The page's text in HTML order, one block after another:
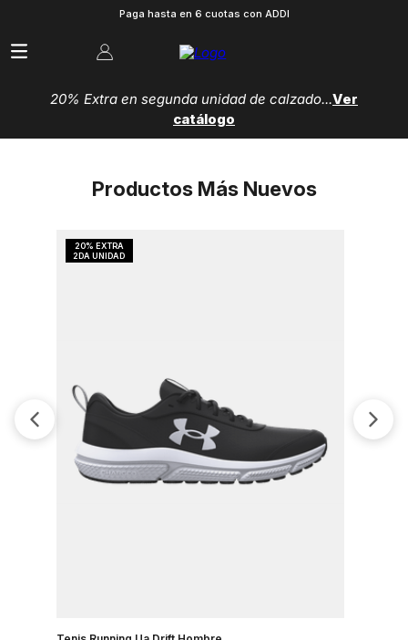
Paga hasta en 6 cuotas con ADDI
20% Extra en segunda unidad de calzado...Ver
catálogo
Productos Más Nuevos